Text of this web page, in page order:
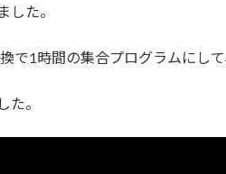
た。
1時間の集合プログラムにし
。